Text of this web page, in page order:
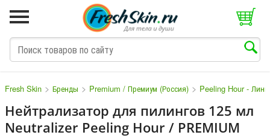
Fresh Skin > Бренды > Premium / Премиум (Россия) > Peeling Hour -
Нейтрализатор для пилингов 125 мл
Neutralizer Peeling Hour / PREMIUM